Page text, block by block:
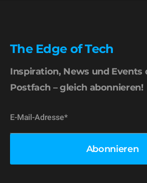
The Edge of Tech
Inspiration, News und Events
Postfach – gleich abonnieren!